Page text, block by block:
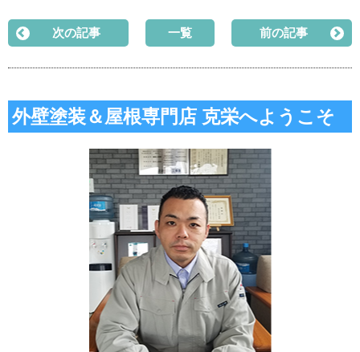
次の記事 一覧 前の記事
外壁塗装＆屋根専門店 克栄へようこそ